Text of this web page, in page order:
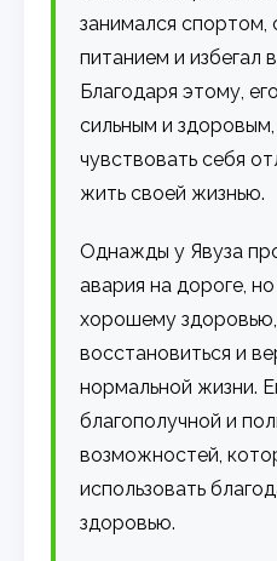
занимался спортом,
питанием и избегал
Благодаря этому,
сильным и
чувствовать себя
жить своей жизнью.
Однажды у Явуза
авария на дороге,
хорошему
восстановиться и
нормальной жизни.
благополучной и
возможностей,
использовать
здоровью.